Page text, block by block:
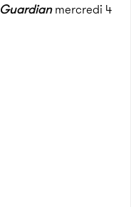
Guardianmercredi 4